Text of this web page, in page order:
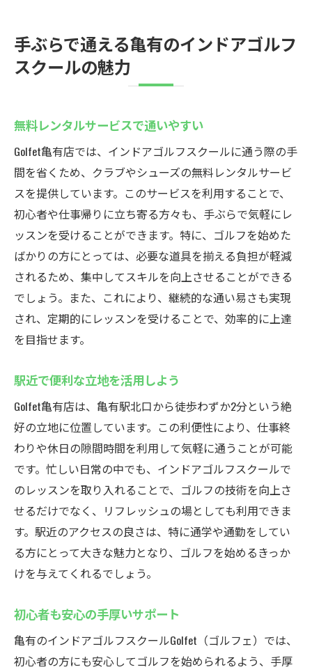
利用者の声から見るスクールの評価
無料レンタルで初心者も安心！亀有駅近くのイ
手ぶらで気軽に始められる理由
クラブやシューズの無料レンタルについて
初心者向けの特別指導プログラム
安心して通える料金プランの魅力
利用者が語る、レンタルサービスの便利さ
初めてのインドアゴルフ体験を支える要素
個別指導＋定額通い放題でメキメキ上達！亀有
のインドアゴルフスクール
個別指導のメリットを活かそう
通い放題プランでスキルアップ
受講者の声から見る成果
スケジュールに合わせた効率的な通い方
プロのコーチから学ぶ特別な指導法
最新シミュレーターを活用！亀有のインドアゴ
ルフスクールでスイング習得
シミュレーターの技術でスキルアップ
データ解析を用いた科学的指導
スイングの改善ポイントを発見
リアルな環境でのトレーニング法
ゲーム感覚で楽しむゴルフトレーニング
亀有駅から徒歩2分！通いやすいインドアゴルフ
スクール
手ぶらで通える亀有のインドアゴルフ
スクールの魅力
無料レンタルサービスで通いやすい
Golfet亀有店では、インドアゴルフスクールに通う際の手
間を省くため、クラブやシューズの無料レンタルサービ
スを提供しています。このサービスを利用することで、
初心者や仕事帰りに立ち寄る方々も、手ぶらで気軽にレ
ッスンを受けることができます。特に、ゴルフを始めた
ばかりの方にとっては、必要な道具を揃える負担が軽減
されるため、集中してスキルを向上させることができる
でしょう。また、これにより、継続的な通い易さも実現
され、定期的にレッスンを受けることで、効率的に上達
を目指せます。
駅近で便利な立地を活用しよう
Golfet亀有店は、亀有駅北口から徒歩わずか2分という絶
好の立地に位置しています。この利便性により、仕事終
わりや休日の隙間時間を利用して気軽に通うことが可能
です。忙しい日常の中でも、インドアゴルフスクールで
のレッスンを取り入れることで、ゴルフの技術を向上さ
せるだけでなく、リフレッシュの場としても利用できま
す。駅近のアクセスの良さは、特に通学や通勤をしてい
る方にとって大きな魅力となり、ゴルフを始めるきっか
けを与えてくれるでしょう。
初心者も安心の手厚いサポート
亀有のインドアゴルフスクールGolfet（ゴルフェ）では、
初心者の方にも安心してゴルフを始められるよう、手厚